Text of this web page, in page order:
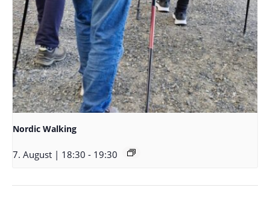
Nordic Walking
7. August | 18:30 - 19:30